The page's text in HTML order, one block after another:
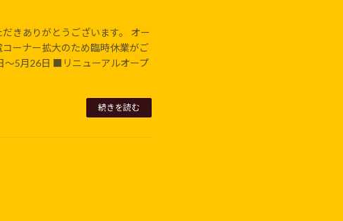
きありがとうございます。 オー
ーナー拡大のため臨時休業がご
5月26日 ■リニューアルオープ
続きを読む